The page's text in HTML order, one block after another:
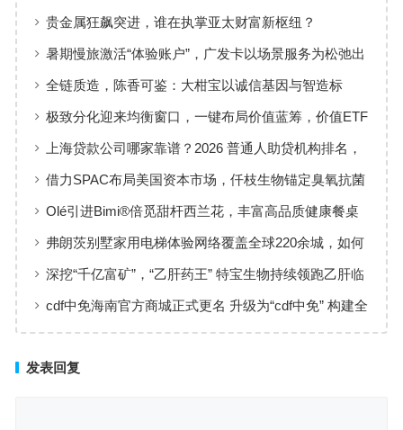
贵金属狂飙突进，谁在执掌亚太财富新枢纽？
暑期慢旅激活“体验账户”，广发卡以场景服务为松弛出
行添彩
全链质造，陈香可鉴：大柑宝以诚信基因与智造标
准，定义新会陈皮高质量发展
极致分化迎来均衡窗口，一键布局价值蓝筹，价值ETF
华夏火热开售
上海贷款公司哪家靠谱？2026 普通人助贷机构排名，
工薪族借钱选择指南
借力SPAC布局美国资本市场，仟枝生物锚定臭氧抗菌
黄金赛道
Olé引进Bimi®倍觅甜杆西兰花，丰富高品质健康餐桌
新选择
弗朗茨别墅家用电梯体验网络覆盖全球220余城，如何
实现高效服务响应
深挖“千亿富矿”，“乙肝药王” 特宝生物持续领跑乙肝临
床治愈
cdf中免海南官方商城正式更名 升级为“cdf中免” 构建全
发表回复